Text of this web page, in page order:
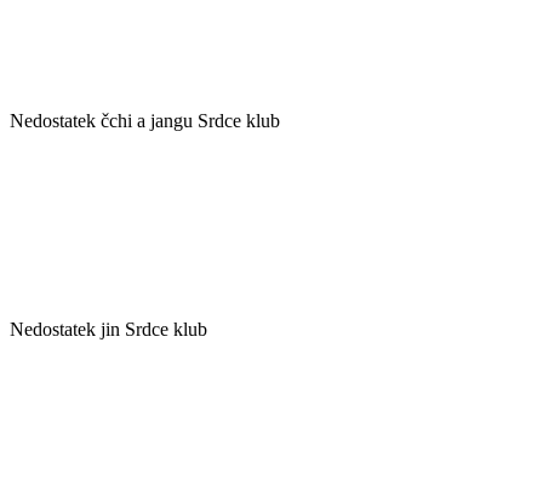
Nedostatek čchi a jangu Srdce klub
Nedostatek jin Srdce klub